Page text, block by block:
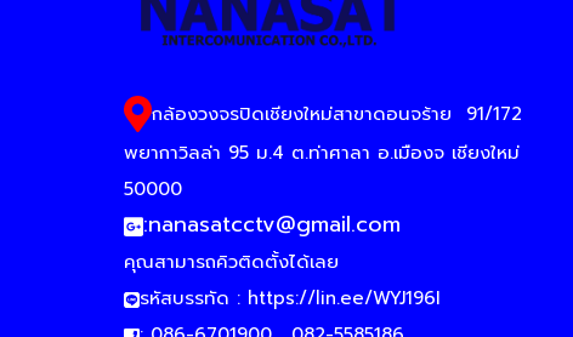
กล้องวงจรปิดเชียงใหม่สาขาดอนจร้าย
91/172
พยากาวิลล่า 95 ม.4 ต.ท่าศาลา อ.เมืองจ เชียงใหม่
50000
:nanasatcctv@gmail.com
คุณสามารถคิวติดตั้งได้เลย
รหัสบรรทัด : https://lin.ee/WYJ196I